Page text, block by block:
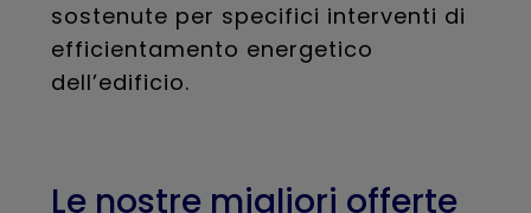
sostenute per specifici interventi di
efficientamento energetico
dell’edificio.
Le nostre migliori offerte